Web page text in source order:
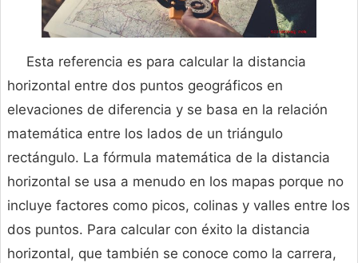
Esta referencia es para calcular la distancia
horizontal entre dos puntos geográficos en
elevaciones de diferencia y se basa en la relación
matemática entre los lados de un triángulo
rectángulo. La fórmula matemática de la distancia
horizontal se usa a menudo en los mapas porque no
incluye factores como picos, colinas y valles entre los
dos puntos. Para calcular con éxito la distancia
horizontal, que también se conoce como la carrera,